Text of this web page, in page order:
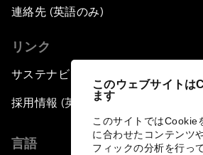
このウェブサイトは
ます
このサイトではCookie
に合わせたコンテンツ
フィックの分析を行っ
連絡先 (英語のみ)
リンク
サステナビリティへの取り組み
採用情報 (英語のみ)
言語